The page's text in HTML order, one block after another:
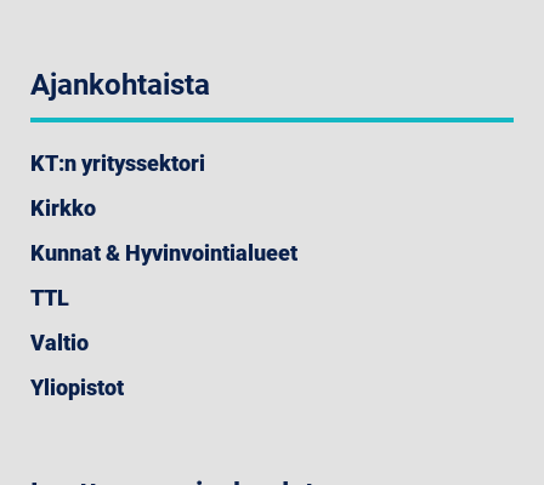
Ajankohtaista
KT:n yrityssektori
Kirkko
Kunnat & Hyvinvointialueet
TTL
Valtio
Yliopistot